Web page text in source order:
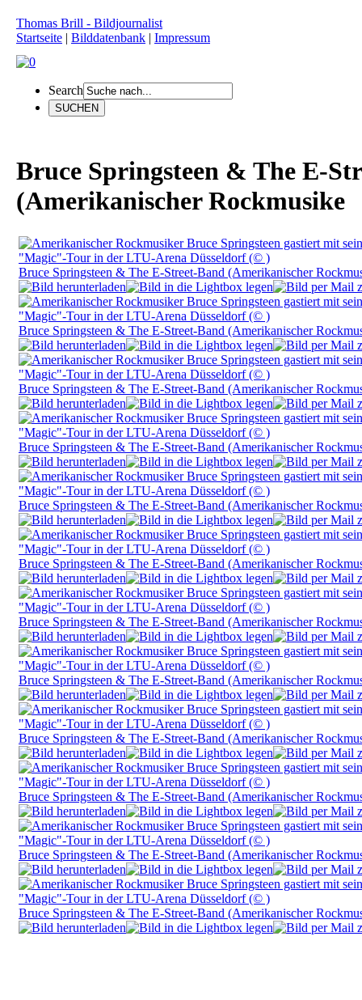
Thomas Brill - Bildjournalist
Startseite | Bilddatenbank | Impressum
Search
Bruce Springsteen & The E-
(Amerikanischer Rockmusike
Bruce Springsteen & The E-Street-Band (Amerikanischer
Bruce Springsteen & The E-Street-Band (Amerikanischer
Bruce Springsteen & The E-Street-Band (Amerikanischer
Bruce Springsteen & The E-Street-Band (Amerikanischer
Bruce Springsteen & The E-Street-Band (Amerikanischer
Bruce Springsteen & The E-Street-Band (Amerikanischer
Bruce Springsteen & The E-Street-Band (Amerikanischer
Bruce Springsteen & The E-Street-Band (Amerikanischer
Bruce Springsteen & The E-Street-Band (Amerikanischer
Bruce Springsteen & The E-Street-Band (Amerikanischer
Bruce Springsteen & The E-Street-Band (Amerikanischer
Bruce Springsteen & The E-Street-Band (Amerikanischer